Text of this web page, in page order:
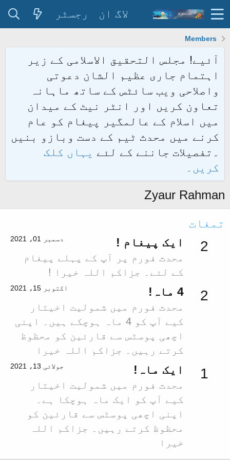
لاگ ان رجسٹر
Members
آئیے! مجلس التحقیق الاسلامی کے زیر
اہتمام جاری عظیم الشان دعوتی
واصلاحی ویب سائٹس کے ساتھ ماہانہ
تعاون کریں اور انٹر نیٹ کے میدان
میں اسلام کے عالمگیر پیغام کو عام
کرنے میں محدث ٹیم کے دست وبازو بنیں
۔تفصیلات جاننے کے لئے یہاں کلک
کریں۔
Zyaur Rahman
تمغات
2 دسمبر 01، 2021 ایک پیغام !
محدث فورم پر آپ کے پہلے پیغام
کے لئے۔ جزاکم اللہ خیرا !
2 اکتوبر 15، 2021 4 ماہ!
محدث فورم میں شمولیت اخیتار
کیے آپ کو 4 ماہ ہوچکے ہیں۔ اپنی
اچھی پوسٹس سے قارئین کو محظوظ
کرتے رہیں۔ جزاکم اللہ خیرا
1 جولائی 13، 2021 ایک ماہ!
محدث فورم میں شمولیت اخیتار
کیے آپ کو ایک ماہ ہوچکا ہے۔
اپنی اچھی پوسٹس سے قارئین کو
محظوظ کرتے رہیں۔ جزاکم اللہ
خیرا